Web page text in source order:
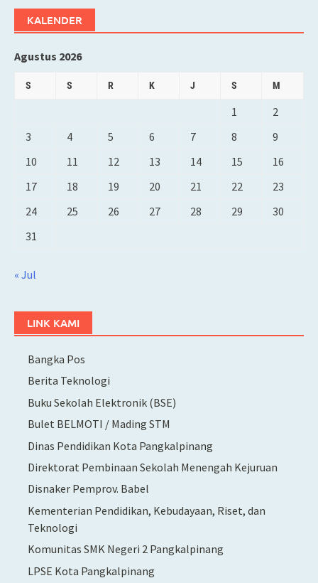
KALENDER
Agustus 2026
S S R K J S M
1
2
3
4 5 6 7 8
9
10
11 12 13 14 15
16
17
18 19 20 21 22
23
24
25 26 27 28 29
30
31
« Jul
LINK KAMI
Bangka Pos
Berita Teknologi
Buku Sekolah Elektronik (BSE)
Bulet BELMOTI / Mading STM
Dinas Pendidikan Kota Pangkalpinang
Direktorat Pembinaan Sekolah Menengah Kejuruan
Disnaker Pemprov. Babel
Kementerian Pendidikan, Kebudayaan, Riset, dan
Teknologi
Komunitas SMK Negeri 2 Pangkalpinang
LPSE Kota Pangkalpinang